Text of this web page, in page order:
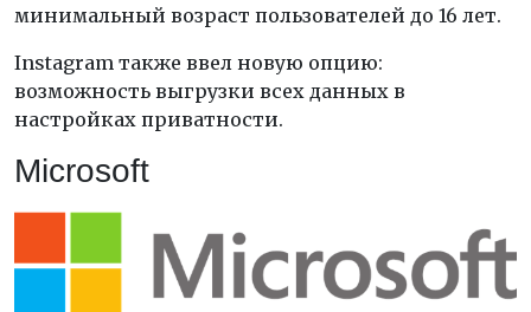
минимальный возраст пользователей до 16 лет.
Instagram также ввел новую опцию:
возможность выгрузки всех данных в
настройках приватности.
Microsoft